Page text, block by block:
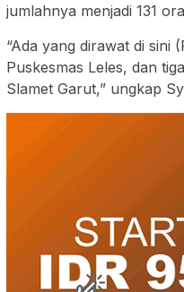
jumlahnya menjadi 131
“Ada yang dirawat di sini
Puskesmas Leles, dan
Slamet Garut,” ungkap